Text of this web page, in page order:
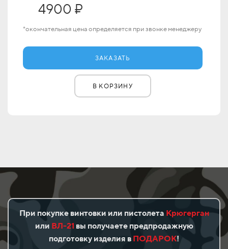
4900 ₽
*окончательная цена определяется при звонке менеджеру
ЗАКАЗАТЬ
В КОРЗИНУ
При покупке винтовки или пистолета Крюгерган
или ВЛ-21 вы получаете предпродажную
подготовку изделия в ПОДАРОК!